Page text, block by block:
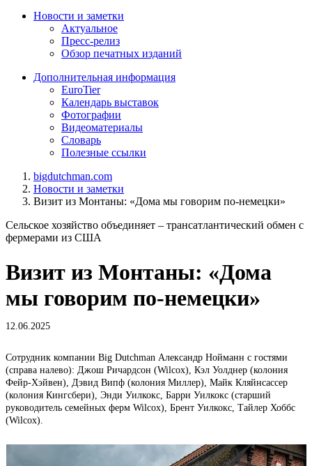
Новости и заметки
Актуальное
Пресс-релиз
Обзор печатных изданий
Дополнительная информация
EuroTier
Календарь выставок
Фотографии
Видеоматериалы
Словарь
Полезные ссылки
bigdutchman.com
Новости и заметки
Визит из Монтаны: «Дома мы говорим по-немецки»
Сельское хозяйство объединяет – трансатлантический обмен с
фермерами из США
Визит из Монтаны: «Дома
мы говорим по-немецки»
12.06.2025
Сотрудник компании Big Dutchman Александр Нойманн с гостями
(справа налево): Джош Ричардсон (Wilcox), Кэл Уолднер (колония
Фейр-Хэйвен), Дэвид Випф (колония Миллер), Майк Кляйнсассер
(колония Кингсбери), Энди Уилкокс, Барри Уилкокс (старший
руководитель семейных ферм Wilcox), Брент Уилкокс, Тайлер Хоббс
(Wilcox).